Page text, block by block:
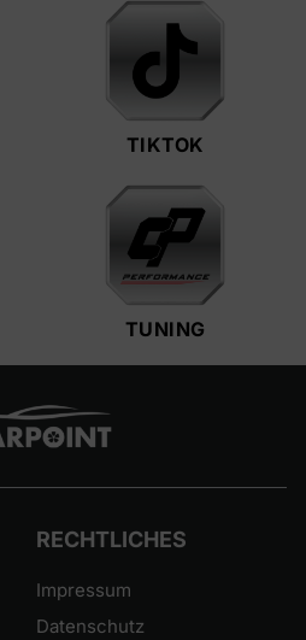
TIKTOK
TUNING
RECHTLICHES
Impressum
Datenschutz